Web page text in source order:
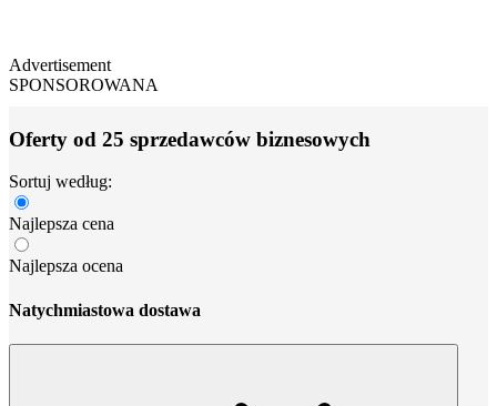
Advertisement
SPONSOROWANA
Oferty od 25 sprzedawców biznesowych
Sortuj według:
Najlepsza cena
Najlepsza ocena
Natychmiastowa dostawa